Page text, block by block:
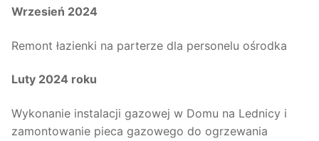
Wrzesień 2024
Remont łazienki na parterze dla personelu ośrodka
Luty 2024 roku
Wykonanie instalacji gazowej w Domu na Lednicy i
zamontowanie pieca gazowego do ogrzewania